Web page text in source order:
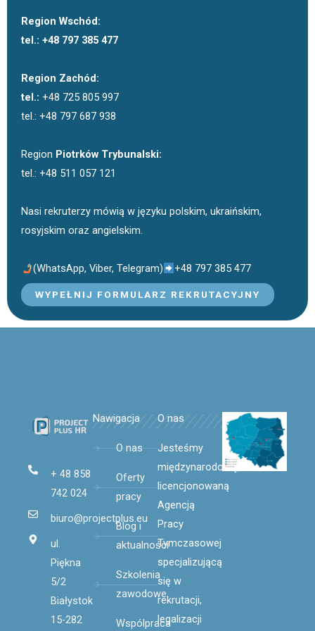
Region Wschód:
tel.: +48 797 385 477
Region Zachód:
tel.: +48 725 805 997
tel.: +48 797 687 938
Region Piotrków Trybunalski:
tel.: +48 511 057 121
Nasi rekruterzy mówią w języku polskim, ukraińskim,
rosyjskim oraz angielskim.
(WhatsApp, Viber, Telegram) +48 797 385 477
WYPEŁNIJ FORMULARZ REKRUTACYJNY
+ 48 858
742 024
biuro@projectplus.eu
ul.
Piękna
5/2
Białystok
15-282
Nawigacja
O nas
Oferty
pracy
Blog i
aktualności
Szkolenia
zawodowe
Wspólpraca
O nas
Jesteśmy
międzynarodową,
licencjonowaną
Agencją
Pracy
Tymczasowej
specjalizującą
się w
rekrutacji,
legalizacji